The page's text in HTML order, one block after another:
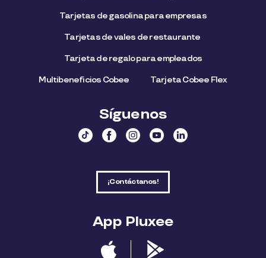
Tarjetas de gasolina para empresas
Tarjetas de vales de restaurante
Tarjeta de regalo para empleados​
Multibeneficios Cobee Tarjeta Cobee Flex
Síguenos
¡Contáctanos!
App Pluxee